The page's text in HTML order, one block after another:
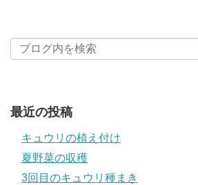
最近の投稿
キュウリの植え付け
夏野菜の収穫
3回目のキュウリ種まき